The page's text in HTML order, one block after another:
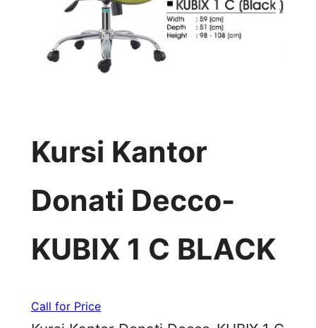
Kursi Kantor
Donati Decco-
KUBIX 1 C BLACK
Call for Price